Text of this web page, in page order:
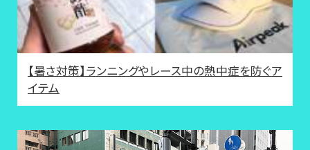
【暑さ対策】ランニングやレース中の熱中症を防ぐア
イテム